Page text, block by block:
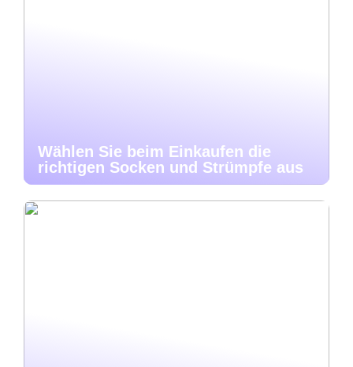
Wählen Sie beim Einkaufen die
richtigen Socken und Strümpfe aus